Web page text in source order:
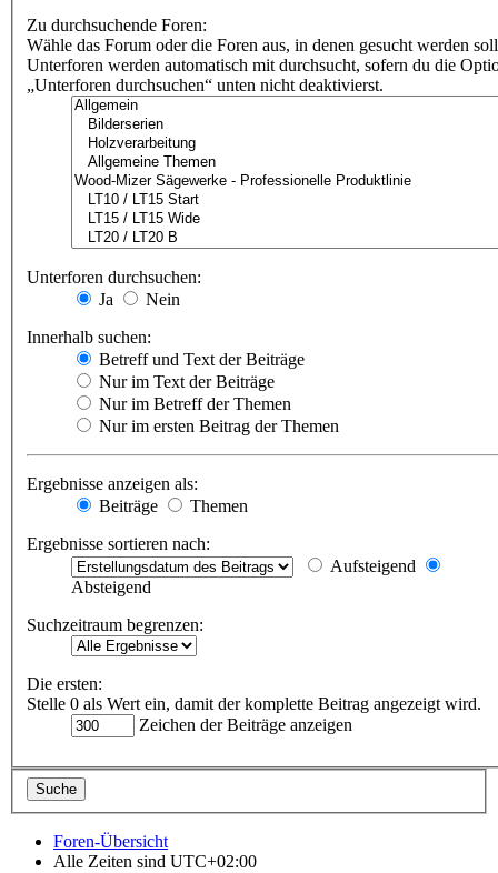
Zu durchsuchende Foren:
Wähle das Forum oder die Foren aus, in denen gesucht werden
Unterforen werden automatisch mit durchsucht, sofern du die
„Unterforen durchsuchen“ unten nicht deaktivierst.
Unterforen durchsuchen:
Ja
Nein
Innerhalb suchen:
Betreff und Text der Beiträge
Nur im Text der Beiträge
Nur im Betreff der Themen
Nur im ersten Beitrag der Themen
Ergebnisse anzeigen als:
Beiträge
Themen
Ergebnisse sortieren nach:
Aufsteigend
Absteigend
Suchzeitraum begrenzen:
Die ersten:
Stelle 0 als Wert ein, damit der komplette Beitrag angezeigt wird.
Zeichen der Beiträge anzeigen
Foren-Übersicht
Alle Zeiten sind UTC+02:00